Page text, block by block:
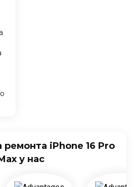
iPhone 16 Pro
у нас